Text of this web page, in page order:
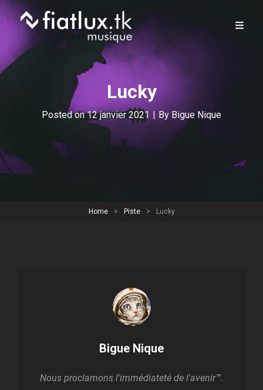
Lucky
Posted on12 janvier 2021 | By Byline
Bigue Nique
Home > Piste > Lucky
Author:
Bigue Nique
Nous proclamons l'immédiateté de l'avenir™.